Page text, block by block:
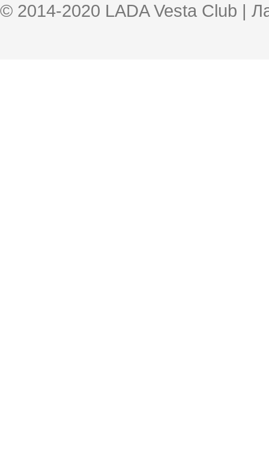
© 2014-2020 LADA Vesta Club |